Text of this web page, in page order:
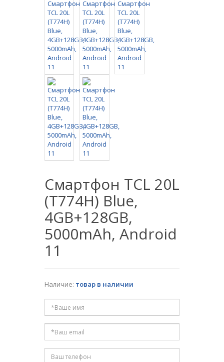
Смартфон TCL 20L
(T774H) Blue,
4GB+128GB,
5000mAh, Android
11
Наличие: товар в наличии